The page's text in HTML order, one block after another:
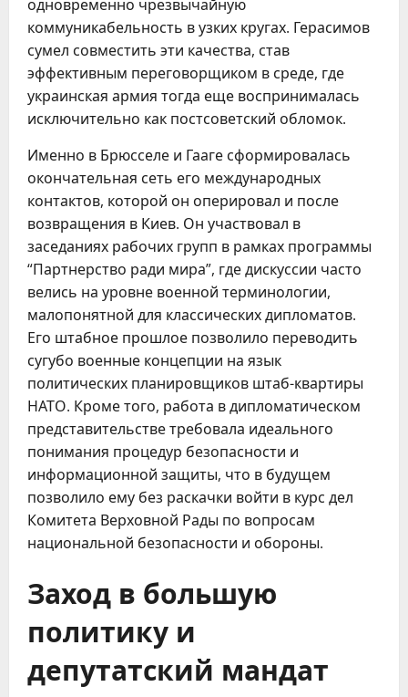
одновременно чрезвычайную
коммуникабельность в узких кругах. Герасимов
сумел совместить эти качества, став
эффективным переговорщиком в среде, где
украинская армия тогда еще воспринималась
исключительно как постсоветский обломок.
Именно в Брюсселе и Гааге сформировалась
окончательная сеть его международных
контактов, которой он оперировал и после
возвращения в Киев. Он участвовал в
заседаниях рабочих групп в рамках программы
“Партнерство ради мира”, где дискуссии часто
велись на уровне военной терминологии,
малопонятной для классических дипломатов.
Его штабное прошлое позволило переводить
сугубо военные концепции на язык
политических планировщиков штаб-квартиры
НАТО. Кроме того, работа в дипломатическом
представительстве требовала идеального
понимания процедур безопасности и
информационной защиты, что в будущем
позволило ему без раскачки войти в курс дел
Комитета Верховной Рады по вопросам
национальной безопасности и обороны.
Заход в большую
политику и
депутатский мандат